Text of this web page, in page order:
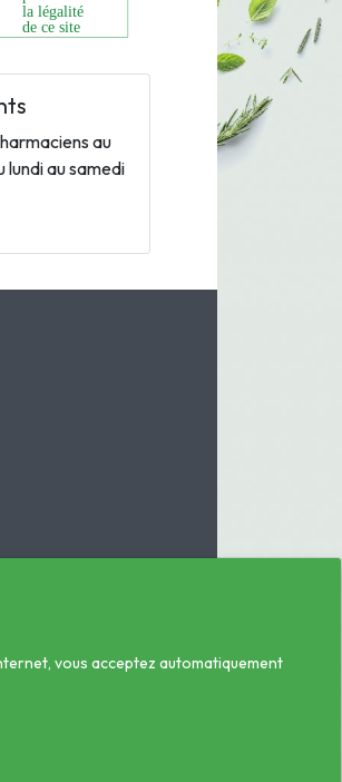
au
lundi au samedi
vous acceptez automatiquement